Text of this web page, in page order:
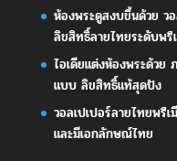
ห้องพระดูสงบขึ้นด้วย ว
ลิขสิทธิ์ลายไทยระดับพรี
ไอเดียแต่งห้องพระด้ว
แบบ ลิขสิทธิ์แท้สุดปัง
วอลเปเปอร์ลายไทยพรี
และมีเอกลักษณ์ไทย